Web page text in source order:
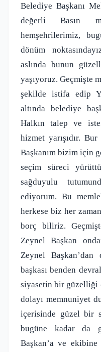
Belediye Başkanı
değerli Basın
hemşehrilerimiz,
dönüm
aslında bunun
yaşıyoruz. Geçmişte
şekilde istifa edip
altında belediye
Halkın talep ve
hizmet yarışıdır.
Başkanım bizim için
seçim süreci
sağduyulu
ediyorum. Bu
herkese biz her
borç biliriz.
Zeynel Başkan
Zeynel Başkan’dan
başkası benden
siyasetin bir güzelliği
dolayı memnuniyet
içerisinde güzel bir
bugüne kadar da
Başkan’a ve ekibine